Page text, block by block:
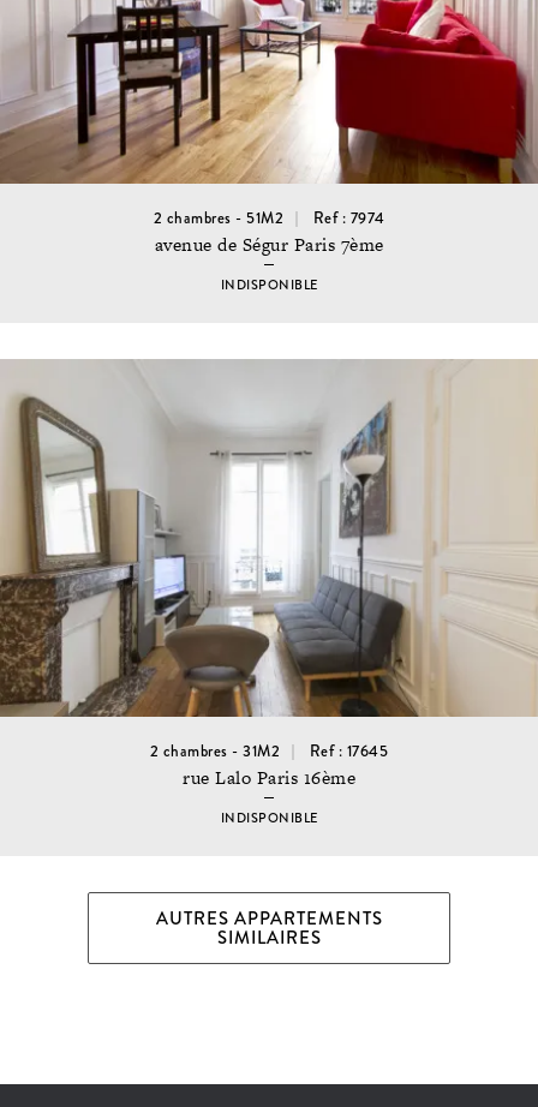
2 chambres - 51M2 Ref : 7974
avenue de Ségur Paris 7ème
INDISPONIBLE
2 chambres - 31M2 Ref : 17645
rue Lalo Paris 16ème
INDISPONIBLE
AUTRES APPARTEMENTS
SIMILAIRES